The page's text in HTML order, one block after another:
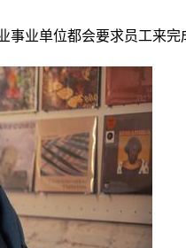
业单位都会要求员工来